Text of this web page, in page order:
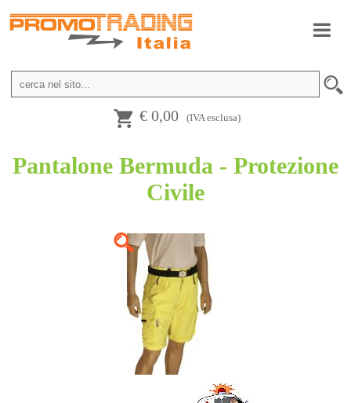
€ 0,00 (IVA esclusa)
Pantalone Bermuda - Protezione
Civile